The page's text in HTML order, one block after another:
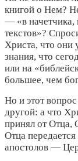
книгой о Нем?
— «в начетчика,
текстов»?
Христа, что они
знания, что
или на
большее, чем
Но и этот
другой: а что
принял от Отца,
Отца
апостолов —